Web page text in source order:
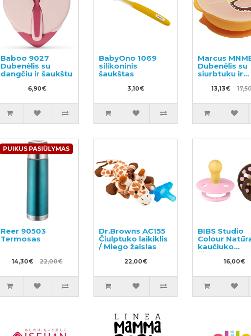
Baboo 9027
Dubenėlis su
dangčiu ir šaukštu
6,90€
BabyOno 1069
silikoninis
šaukštas
3,10€
Marcus
Dubenėlis su
siurbtuku ir
dangteliu
13,13€
PUIKUS PASIŪLYMAS
Reer 90503
Termosas
14,30€ 22,00€
Dr.Browns AC155
Čiulptuko laikiklis
/ Miego žaislas
22,00€
BIBS Studio
Colour
kaučiuko
čiulptukas
iki 6 mėnesių
16,00€